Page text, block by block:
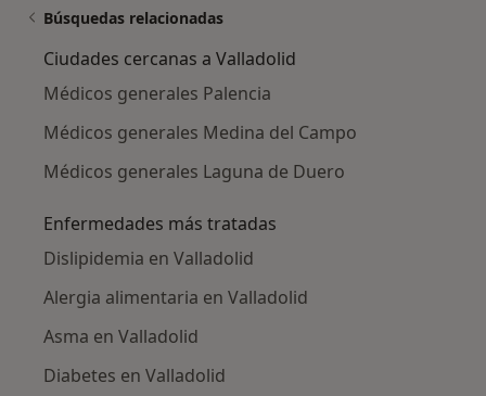
Búsquedas relacionadas
Ciudades cercanas a Valladolid
Médicos generales Palencia
Médicos generales Medina del Campo
Médicos generales Laguna de Duero
Enfermedades más tratadas
Dislipidemia en Valladolid
Alergia alimentaria en Valladolid
Asma en Valladolid
Diabetes en Valladolid